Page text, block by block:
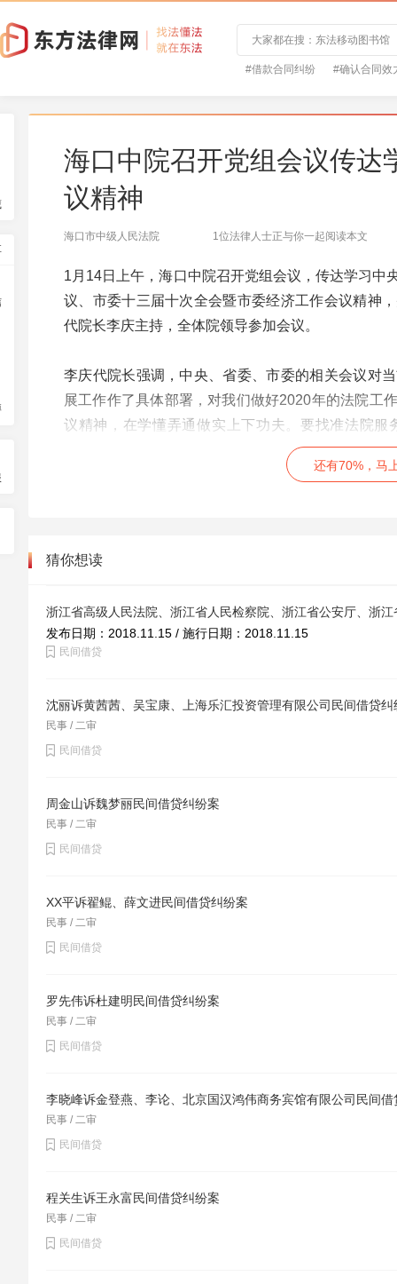
#借款合同纠纷 #确认合同效
海口中院召开党组会议传达
议精神
海口市中级人民法院 1位法律人士正与你一起阅读本文
1月14日上午，海口中院召开党组会议，传达学习
议、市委十三届十次全会暨市委经济工作会议精神
代院长李庆主持，全体院领导参加会议。
李庆代院长强调，中央、省委、市委的相关会议对
展工作作了具体部署，对我们做好2020年的法院工
议精神，在学懂弄通做实上下功夫。要找准法院
能，扛起责任担当，努力开创法院新局面，为海南
自由贸易港建设作为重大政治任务来抓，积极参加“
二是要坚持公正高效，切实抓好执法办案。继续深
厉打击各类刑事犯罪，为海南自由贸易港建设营造
新驱动发展战略，营造一流的法治化营商环境。继续
三是要坚定不移贯彻新发展理念，坚持制度创新，
进“分调裁审”工作，强化审判监督管理，努力实现
推进全市两级法院执行“一体化”改革试点工作。指
局调整，打造海口特色审判品牌。
四是要做好风险防控工作，积极落实“六稳”举措，
金融风险实行全面排查，集中管控，保证风险化解在
国际化审判人才，努力打造适应海南自由贸易港建设
来源：海口市中级人民法院
还有70%，马
猜你想读
发布日期：2018.11.15 / 施行日期：2018.11.15
民间借贷
沈丽诉黄茜茜、吴宝康、上海乐汇投资管理有限公司民间借贷纠
民事 / 二审
民间借贷
周金山诉魏梦丽民间借贷纠纷案
民事 / 二审
民间借贷
XX平诉翟鲲、薛文进民间借贷纠纷案
民事 / 二审
民间借贷
罗先伟诉杜建明民间借贷纠纷案
民事 / 二审
民间借贷
李晓峰诉金登燕、李论、北京国汉鸿伟商务宾馆有限公司民间借
民事 / 二审
民间借贷
程关生诉王永富民间借贷纠纷案
民事 / 二审
民间借贷